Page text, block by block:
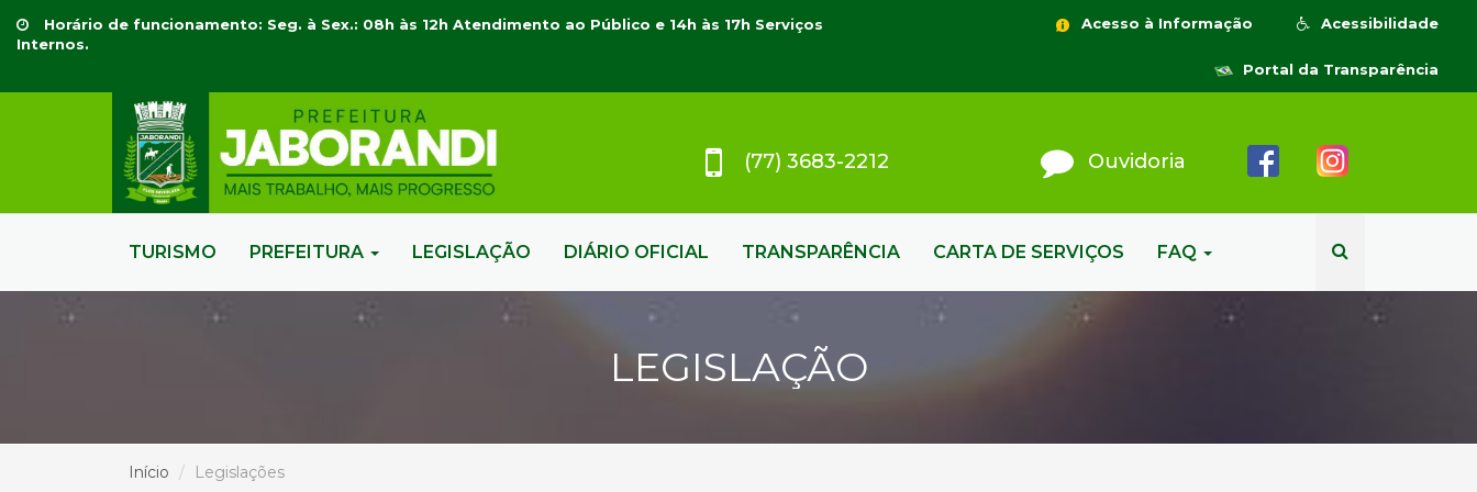
Horário de funcionamento: Seg. à Sex.: 08h às 12h Atendimento ao Público e 14h às 17h Serviços
Internos.
Acessibilidade
Acesso à Informação
Portal da Transparência
(77) 3683-2212 Ouvidoria
TURISMO PREFEITURA LEGISLAÇÃO DIÁRIO OFICIAL TRANSPARÊNCIA CARTA DE SERVIÇOS FAQ
LEGISLAÇÃO
Início Legislações